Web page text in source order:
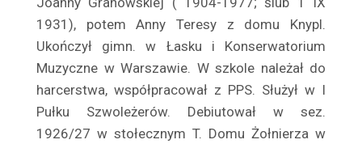
Balicki Juliusz
Baliszewska Julia
Baliszewski Sylwin
Bandrowska – Turska Ewa
Bańkowska Maria
1931), potem Anny Teresy z domu Knypl.
Ukończył gimn. w Łasku i Konserwatorium
Muzyczne w Warszawie. W szkole należał do
harcerstwa, współpracował z PPS. Służył w I
Pułku Szwoleżerów. Debiutował w sez.
1926/27 w stołecznym T. Domu Żołnierza w